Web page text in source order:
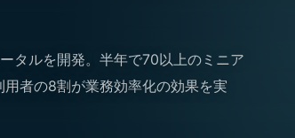
タルを開発。半年で70以上のミニア
者の8割が業務効率化の効果を実